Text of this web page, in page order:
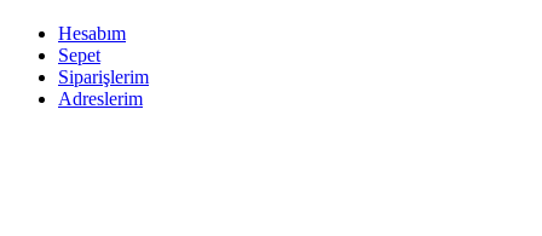
Hesabım
Sepet
Siparişlerim
Adreslerim